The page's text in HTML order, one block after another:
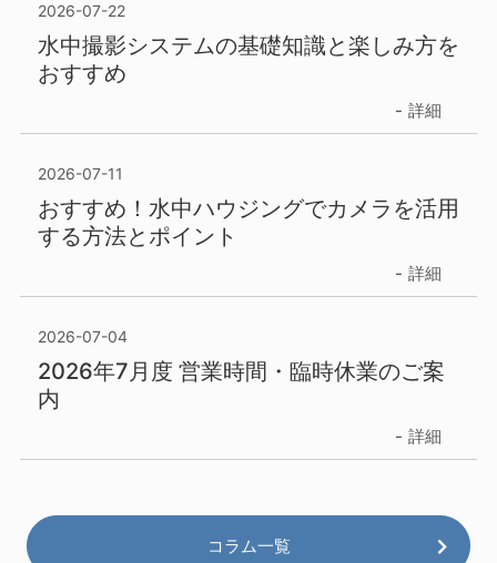
2026-07-22
水中撮影システムの基礎知識と楽しみ方を
おすすめ
詳細
2026-07-11
おすすめ！水中ハウジングでカメラを活用
する方法とポイント
詳細
2026-07-04
2026年7月度 営業時間・臨時休業のご案
内
詳細
コラム一覧